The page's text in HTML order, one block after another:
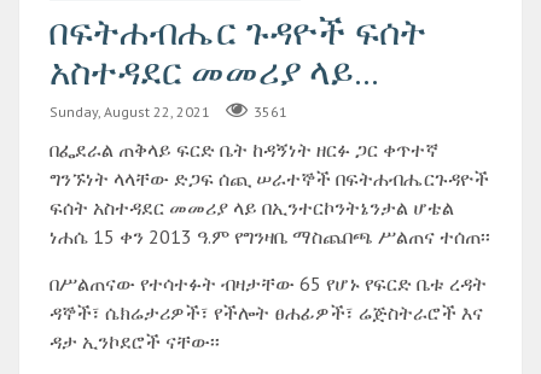
በፍትሐብሔር ጉዳዮች ፍሰት
አስተዳደር መመሪያ ላይ...
Sunday, August 22, 2021 3561
በፌደራል ጠቅላይ ፍርድ ቤት ከዳኝነት ዘርፉ ጋር ቀጥተኛ
ግንኙነት ላላቸው ድጋፍ ሰጪ ሠራተኞች በፍትሐብሔርጉዳዮች
ፍሰት አስተዳደር መመሪያ ላይ በኢንተርኮንትኔንታል ሆቴል
ነሐሴ 15 ቀን 2013 ዓ.ም የግንዛቤ ማስጨበጫ ሥልጠና ተሰጠ፡፡
በሥልጠናው የተሳተፉት ብዛታቸው 65 የሆኑ የፍርድ ቤቱ ረዳት
ዳኞች፣ ሴክሬታሪዎች፣ የችሎት ፀሐፊዎች፣ ሬጅስትራሮች እና
ዳታ ኢንኮደሮች ናቸው፡፡